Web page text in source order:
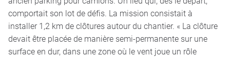
comportait son lot de défis. La mission consistait à
installer 1,2 km de clôtures autour du chantier. « La clôture
devait être placée de manière semi-permanente sur une
surface en dur, dans une zone où le vent joue un rôle